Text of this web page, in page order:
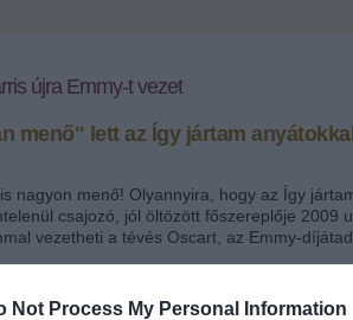
Not Process My Personal Information
újra Emmy-t vezet
menő" lett az Így jártam anyátokkal
nagyon menő! Olyannyira, hogy az Így
csajozó, jól öltözött főszereplője 2009
vezetheti a tévés Oscart, az Emmy-
+-